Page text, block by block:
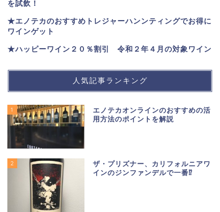
を試飲！
★エノテカのおすすめトレジャーハンンティングでお得に
ワインゲット
★ハッピーワイン２０％割引 令和２年４月の対象ワイン
人気記事ランキング
1
エノテカオンラインのおすすめの活
用方法のポイントを解説
2
ザ・プリズナー、カリフォルニアワ
インのジンファンデルで一番⁉